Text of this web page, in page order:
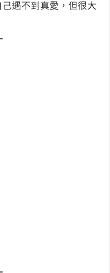
遇不到真愛，但很大